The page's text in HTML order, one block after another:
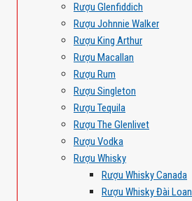
Rượu Glenfiddich
Rượu Johnnie Walker
Rượu King Arthur
Rượu Macallan
Rượu Rum
Rượu Singleton
Rượu Tequila
Rượu The Glenlivet
Rượu Vodka
Rượu Whisky
Rượu Whisky Canada
Rượu Whisky Đài Loan